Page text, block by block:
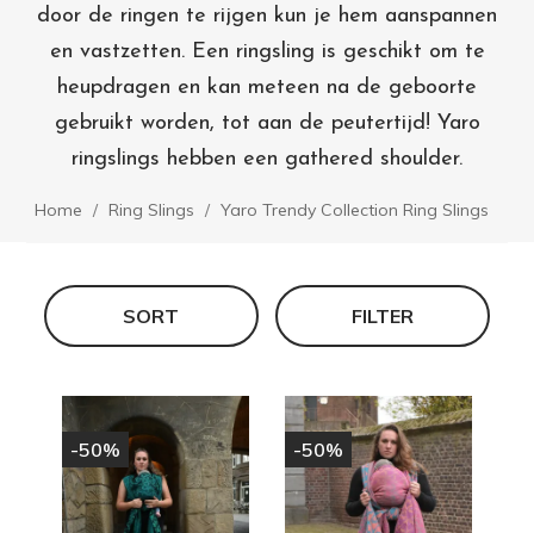
door de ringen te rijgen kun je hem aanspannen
en vastzetten. Een ringsling is geschikt om te
heupdragen en kan meteen na de geboorte
gebruikt worden, tot aan de peutertijd! Yaro
ringslings hebben een gathered shoulder.
Home Ring Slings Yaro Trendy Collection Ring Slings
SORT FILTER
-50% -50%